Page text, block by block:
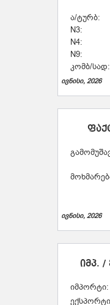
ა/ტურბ:
N3:
N4:
N9:
კომბ/სად:
ივნისი, 2026
ივნისი, 2026
იმპ. /
იმპორტი: